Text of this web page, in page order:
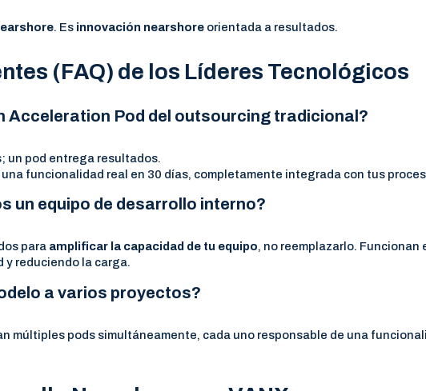
. Es innovación nearshore orientada a resultados.
(FAQ) de los Líderes Tecnológicos
Acceleration Pod del outsourcing tradicional?
un pod entrega resultados.
funcionalidad real en 30 días, completamente integrada con tus
un equipo de desarrollo interno?
para amplificar la capacidad de tu equipo, no reemplazarlo. Funcionan
y reduciendo la carga.
a varios proyectos?
múltiples pods simultáneamente, cada uno responsable de una